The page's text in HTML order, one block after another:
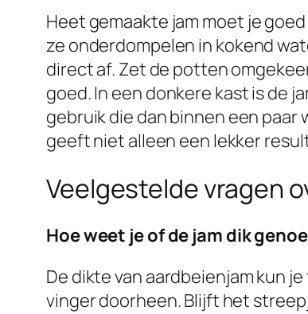
Heet gemaakte jam moet je
ze onderdompelen in kokend
direct af. Zet de potten
goed. In een donkere kast is de
gebruik die dan binnen een paar
geeft niet alleen een lekker
Veelgestelde vragen
Hoe weet je of de jam dik
De dikte van aardbeienjam kun
vinger doorheen. Blijft het